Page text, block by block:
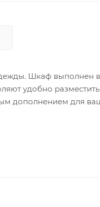
Шкаф выполнен в
удобно разместить
дополнением для